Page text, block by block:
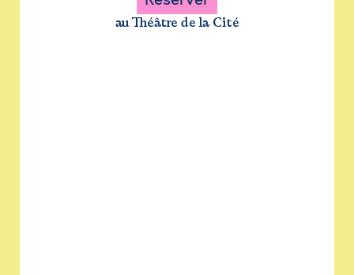
au Théâtre de la Cité